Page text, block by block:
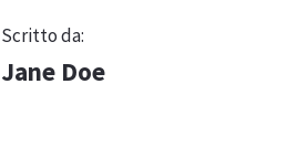
Scritto da:
Jane Doe